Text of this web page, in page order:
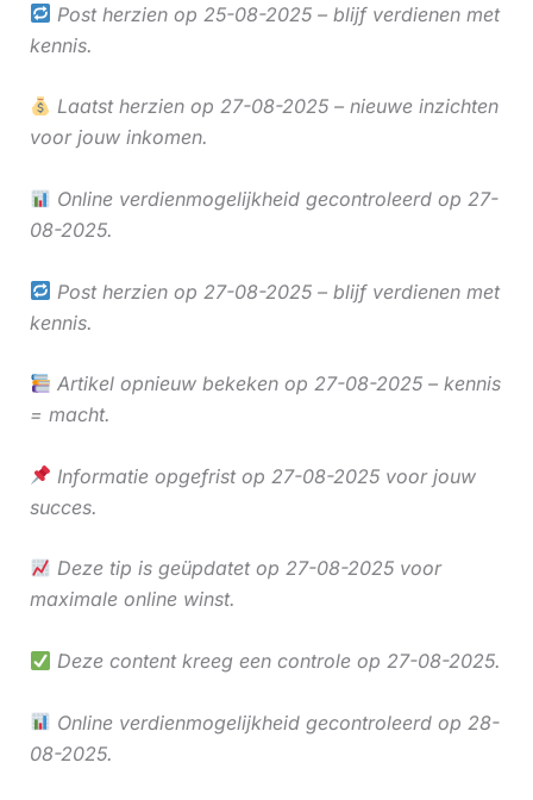
Post herzien op 25-08-2025 – blijf verdienen met
kennis.
Laatst herzien op 27-08-2025 – nieuwe inzichten
voor jouw inkomen.
Online verdienmogelijkheid gecontroleerd op 27-
08-2025.
Post herzien op 27-08-2025 – blijf verdienen met
kennis.
Artikel opnieuw bekeken op 27-08-2025 – kennis
= macht.
Informatie opgefrist op 27-08-2025 voor jouw
succes.
Deze tip is geüpdatet op 27-08-2025 voor
maximale online winst.
Deze content kreeg een controle op 27-08-2025.
Online verdienmogelijkheid gecontroleerd op 28-
08-2025.